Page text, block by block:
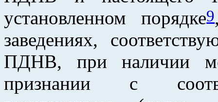
установленном порядке9
заведениях,
ПДНВ, при наличии
признании с